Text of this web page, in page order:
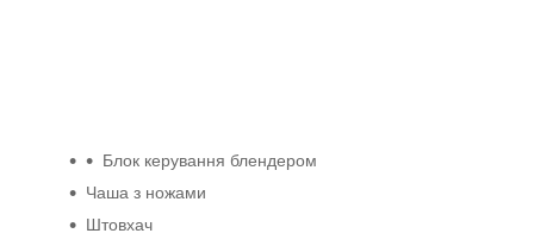
Блок керування блендером
Чаша з ножами
Штовхач